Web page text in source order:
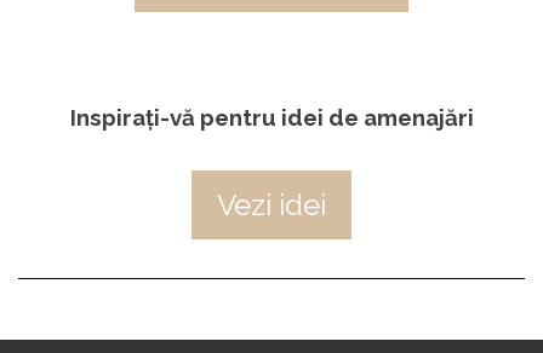
Inspirați-vă pentru idei de amenajări
Vezi idei